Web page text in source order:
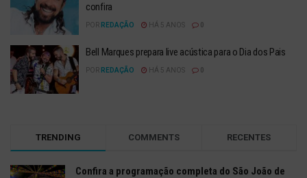
confira
POR REDAÇÃO HÁ 5 ANOS
Bell Marques prepara live acústica para o Dia dos Pais
POR REDAÇÃO HÁ 5 ANOS
TRENDING COMMENTS RECENTES
Confira a programação completa do São João de